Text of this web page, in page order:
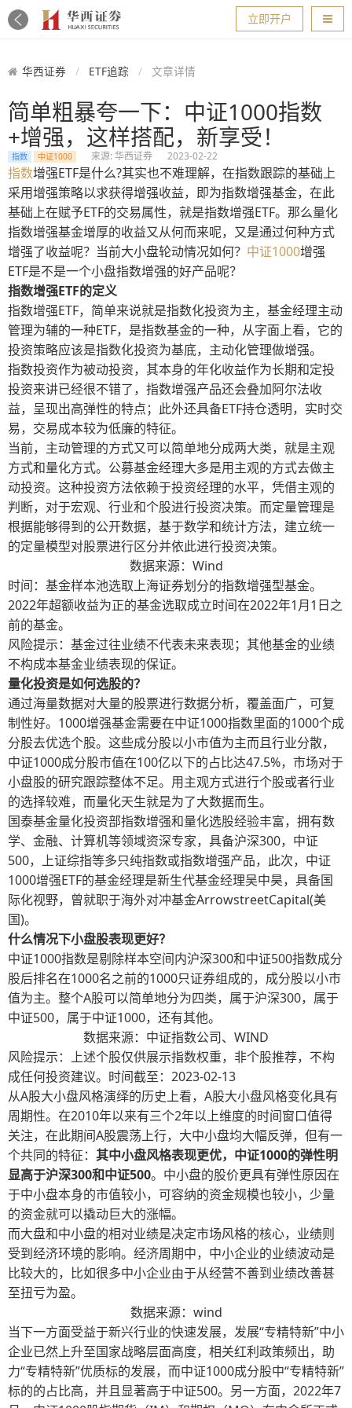
导航
立即开户
华西证券 ETF追踪 文章详情
简单粗暴夸一下：中证1000指数
+增强，这样搭配，新享受！
指数 中证1000 来源: 华西证券 2023-02-22
指数增强ETF是什么?其实也不难理解，在指数跟踪的基础上
采用增强策略以求获得增强收益，即为指数增强基金，在此
基础上在赋予ETF的交易属性，就是指数增强ETF。那么量化
指数增强基金增厚的收益又从何而来呢，又是通过何种方式
增强了收益呢？当前大小盘轮动情况如何？ 中证1000增强
ETF是不是一个小盘指数增强的好产品呢？
指数增强ETF的定义
指数增强ETF，简单来说就是指数化投资为主，基金经理主动
管理为辅的一种ETF，是指数基金的一种，从字面上看，它的
投资策略应该是指数化投资为基底，主动化管理做增强。
指数投资作为被动投资，其本身的年化收益作为长期和定投
投资来讲已经很不错了，指数增强产品还会叠加阿尔法收
益，呈现出高弹性的特点；此外还具备ETF持仓透明，实时交
易，交易成本较为低廉的特征。
当前，主动管理的方式又可以简单地分成两大类，就是主观
方式和量化方式。公募基金经理大多是用主观的方式去做主
动投资。这种投资方法依赖于投资经理的水平，凭借主观的
判断，对于宏观、行业和个股进行投资决策。而定量管理是
根据能够得到的公开数据，基于数学和统计方法，建立统一
的定量模型对股票进行区分并依此进行投资决策。
数据来源：Wind
时间：基金样本池选取上海证券划分的指数增强型基金。
2022年超额收益为正的基金选取成立时间在2022年1月1日之
前的基金。
风险提示：基金过往业绩不代表未来表现；其他基金的业绩
不构成本基金业绩表现的保证。
量化投资是如何选股的？
通过海量数据对大量的股票进行数据分析，覆盖面广，可复
制性好。1000增强基金需要在中证1000指数里面的1000个成
分股去优选个股。这些成分股以小市值为主而且行业分散，
中证1000成分股市值在100亿以下的占比达47.5%，市场对于
小盘股的研究跟踪整体不足。用主观方式进行个股或者行业
的选择较难，而量化天生就是为了大数据而生。
国泰基金量化投资部指数增强和量化选股经验丰富，拥有数
学、金融、计算机等领域资深专家，具备沪深300，中证
500，上证综指等多只纯指数或指数增强产品，此次，中证
1000增强ETF的基金经理是新生代基金经理吴中昊，具备国
际化视野，曾就职于海外对冲基金ArrowstreetCapital(美
国)。
什么情况下小盘股表现更好？
中证1000指数是剔除样本空间内沪深300和中证500指数成分
股后排名在1000名之前的1000只证券组成的，成分股以小市
值为主。整个A股可以简单地分为四类，属于沪深300，属于
中证500，属于中证1000，还有其他。
数据来源：中证指数公司、WIND
风险提示：上述个股仅供展示指数权重，非个股推荐，不构
成任何投资建议。时间截至：2023-02-13
从A股大小盘风格演绎的历史上看，A股大小盘风格变化具有
周期性。在2010年以来有三个2年以上维度的时间窗口值得
关注，在此期间A股震荡上行，大中小盘均大幅反弹，但有一
个共同的特征： 其中小盘风格表现更优，中证1000的弹性明
显高于沪深300和中证500。中小盘的股价更具有弹性原因在
于中小盘本身的市值较小，可容纳的资金规模也较小，少量
的资金就可以撬动巨大的涨幅。
而大盘和中小盘的相对业绩是决定市场风格的核心，业绩则
受到经济环境的影响。经济周期中，中小企业的业绩波动是
比较大的，比如很多中小企业由于从经营不善到业绩改善甚
至扭亏为盈。
数据来源：wind
当下一方面受益于新兴行业的快速发展，发展“专精特新”中小
企业已然上升至国家战略层面高度，相关红利政策频出，助
力“专精特新”优质标的发展，而中证1000成分股中“专精特新”
标的的占比高，并且显著高于中证500。另一方面，2022年7